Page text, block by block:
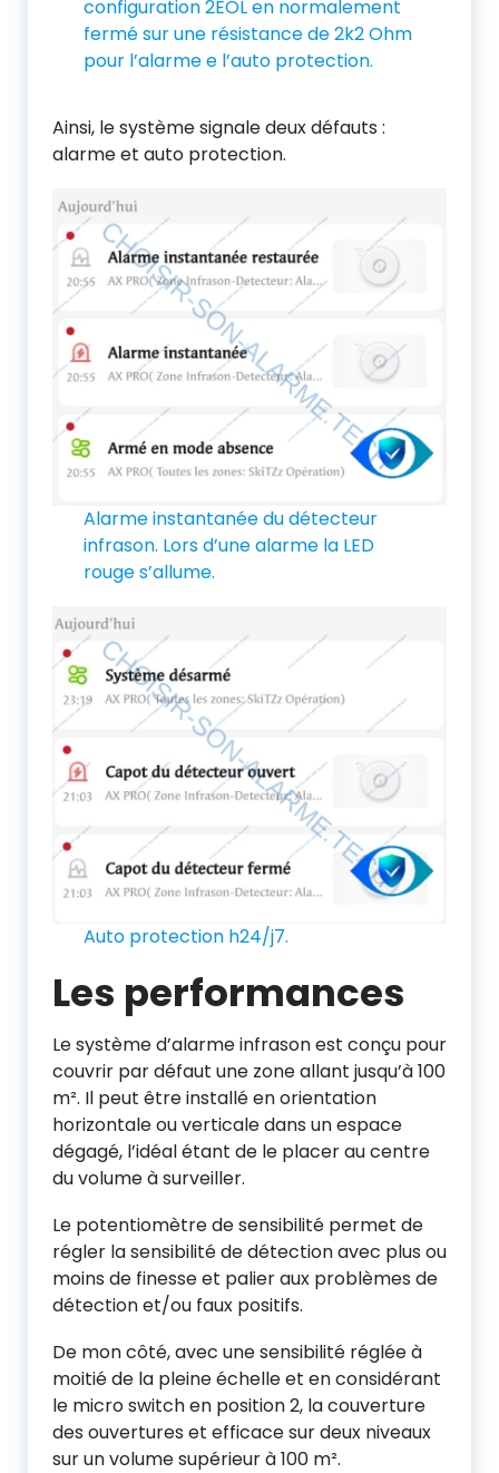
configuration 2EOL en normalement
fermé sur une résistance de 2k2 Ohm
pour l’alarme e l’auto protection.
Ainsi, le système signale deux défauts :
alarme et auto protection.
Alarme instantanée du détecteur
infrason. Lors d’une alarme la LED
rouge s’allume.
Auto protection h24/j7.
Les performances
Le système d’alarme infrason est conçu pour
couvrir par défaut une zone allant jusqu’à 100
m². Il peut être installé en orientation
horizontale ou verticale dans un espace
dégagé, l’idéal étant de le placer au centre
du volume à surveiller.
Le potentiomètre de sensibilité permet de
régler la sensibilité de détection avec plus ou
moins de finesse et palier aux problèmes de
détection et/ou faux positifs.
De mon côté, avec une sensibilité réglée à
moitié de la pleine échelle et en considérant
le micro switch en position 2, la couverture
des ouvertures et efficace sur deux niveaux
sur un volume supérieur à 100 m².